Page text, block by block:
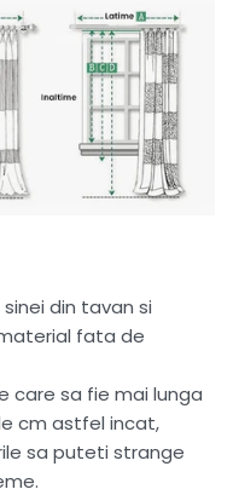
din tavan si
fata de
care sa fie mai lunga
cm astfel incat,
sa puteti strange